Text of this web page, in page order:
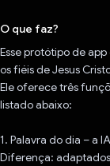
O que faz?
Esse protótipo de
os fiéis de Jesus
Ele oferece três
listado abaixo:
1. Palavra do dia – a
Diferença: